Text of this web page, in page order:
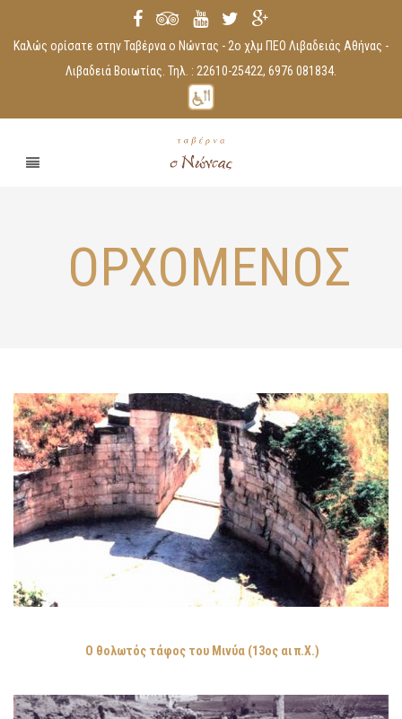
Καλώς ορίσατε στην Ταβέρνα ο Νώντας - 2ο χλμ ΠΕΟ Λιβαδειάς Αθήνας -
Λιβαδειά Βοιωτίας. Τηλ. : 22610-25422, 6976 081834.
ΟΡΧΟΜΕΝΟΣ
O θολωτός τάφος του Μινύα (13ος αι π.Χ.)